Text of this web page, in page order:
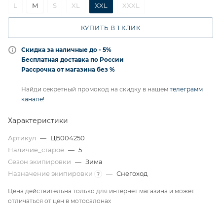
L
M S XL XXL XXXL
КУПИТЬ В 1 КЛИК
Скидка за наличные до - 5%
Бесплатная доставка по России
Рассрочка от магазина без %
Найди секретный промокод на скидку в нашем телеграмм
канале!
Характеристики
Артикул — ЦБ004250
Наличие_старое — 5
Сезон экипировки — Зима
Назначение экипировки
? — Снегоход
Цена действительна только для интернет магазина и может
отличаться от цен в мотосалонах